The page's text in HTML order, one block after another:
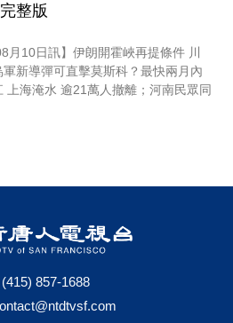
整版
月10日訊】伊朗開霍峽再提條件 川
新導彈可直擊莫斯科？最快兩月內
上海淹水 逾21萬人撤離；河南民眾同
(415) 857-1688